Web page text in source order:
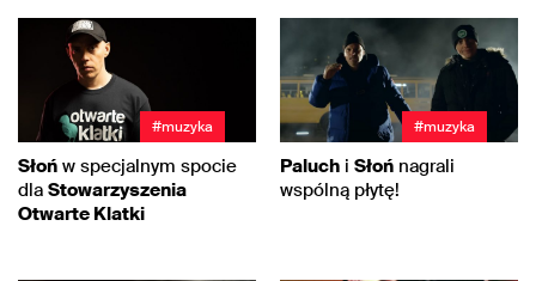
#muzyka
Słoń w specjalnym spocie
dla Stowarzyszenia
Otwarte Klatki
#muzyka
Paluch i Słoń nagrali
wspólną płytę!